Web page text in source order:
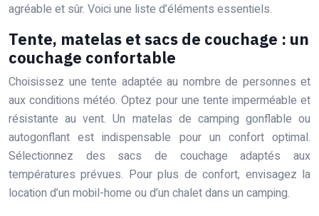
agréable et sûr. Voici une liste d’éléments essentiels.
Tente, matelas et sacs de couchage : un
couchage confortable
Choisissez une tente adaptée au nombre de personnes et
aux conditions météo. Optez pour une tente imperméable et
résistante au vent. Un matelas de camping gonflable ou
autogonflant est indispensable pour un confort optimal.
Sélectionnez des sacs de couchage adaptés aux
températures prévues. Pour plus de confort, envisagez la
location d’un mobil-home ou d’un chalet dans un camping.